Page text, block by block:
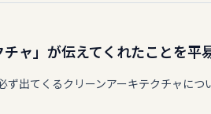
チャ」が伝えてくれたことを平
ず出てくるクリーンアーキテクチャに